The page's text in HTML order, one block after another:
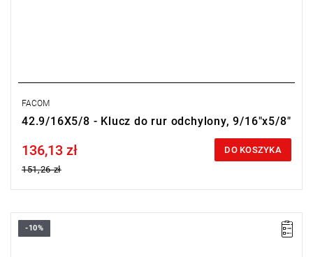
FACOM
42.9/16X5/8 - Klucz do rur odchylony, 9/16"x5/8"
Price tax included
136,13 zł
151,26 zł
DO KOSZYKA
Rozmiar: 11/16"x3/4",
-10%